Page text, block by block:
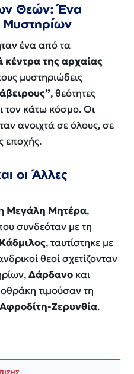
Θεών: Ένα
Μυστηρίων
ένα από τα
κέντρα της αρχαίας
μυστηριώδεις
, θεότητες
τον κάτω κόσμο. Οι
ανοιχτά σε όλους, σε
εποχής.
οι Άλλες
Μεγάλη Μητέρα,
συνδεόταν με τη
Κάδμιλος, ταυτίστηκε με
θεοί σχετίζονταν
Δάρδανο και
τιμούσαν τη
Αφροδίτη-Ζερυνθία.